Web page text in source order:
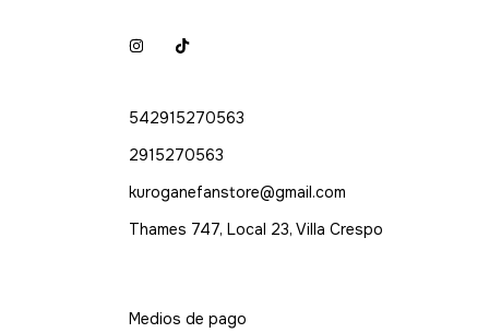
542915270563
2915270563
kuroganefanstore@gmail.com
Thames 747, Local 23, Villa Crespo
Medios de pago